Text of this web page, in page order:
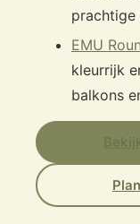
prachtige
EMU
kleurrijk
balkons